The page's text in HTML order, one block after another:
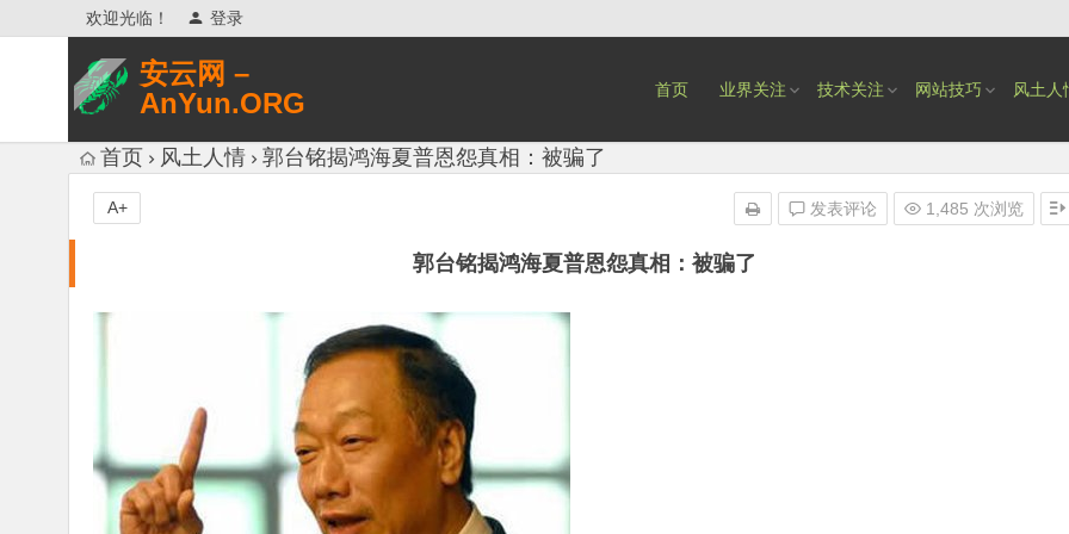
欢迎光临！ 登录
安云网 –
AnYun.ORG
网络安全研究、网络各种猎奇八卦。
首页 业界关注 技术关注 网站技巧 风土人
首页 风土人情 郭台铭揭鸿海夏普恩怨真相：被骗了
郭台铭揭鸿海夏普恩怨真相：被骗了
发表评论 1,485 次浏览
A+